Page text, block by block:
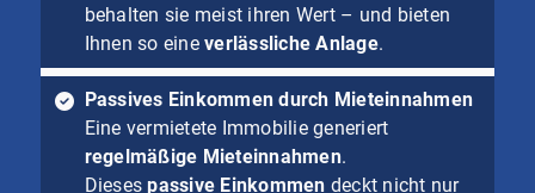
behalten sie meist ihren Wert – und bieten
Ihnen so eineverlässliche Anlage.
Passives Einkommen durch Mieteinnahmen
Eine vermietete Immobilie generiert
regelmäßige Mieteinnahmen.
Diesespassive Einkommen deckt nicht nur